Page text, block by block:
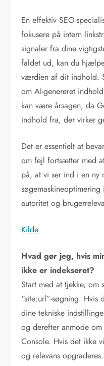
En effektiv SEO-
fokusere på intern
signaler fra dine
faldet ud, kan du
værdien af dit indhold.
om AI-genereret
kan være årsagen, da
indhold fra, der virker
Det er essentielt at
om fejl fortsætter med
på, at vi ser ind i en ny
autoritet og
Kilde
Hvad gør jeg, hvis
ikke er indekseret?
Start med at tjekke, om
“site:url”-søgning.
dine tekniske
og derefter anmode
Console. Hvis det ikke
og relevans opgraderes.